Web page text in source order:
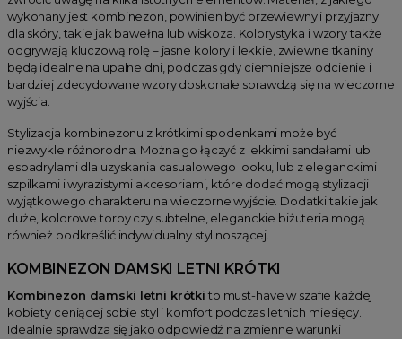
wykonany jest kombinezon, powinien być przewiewny i przyjazny
dla skóry, takie jak bawełna lub wiskoza. Kolorystyka i wzory także
odgrywają kluczową rolę – jasne kolory i lekkie, zwiewne tkaniny
będą idealne na upalne dni, podczas gdy ciemniejsze odcienie i
bardziej zdecydowane wzory doskonale sprawdzą się na wieczorne
wyjścia.
Stylizacja kombinezonu z krótkimi spodenkami może być
niezwykle różnorodna. Można go łączyć z lekkimi sandałami lub
espadrylami dla uzyskania casualowego looku, lub z eleganckimi
szpilkami i wyrazistymi akcesoriami, które dodać mogą stylizacji
wyjątkowego charakteru na wieczorne wyjście. Dodatki takie jak
duże, kolorowe torby czy subtelne, eleganckie biżuteria mogą
również podkreślić indywidualny styl noszącej.
KOMBINEZON DAMSKI LETNI KRÓTKI
Kombinezon damski letni krótki to must-have w szafie każdej
kobiety ceniącej sobie styl i komfort podczas letnich miesięcy.
Idealnie sprawdza się jako odpowiedź na zmienne warunki